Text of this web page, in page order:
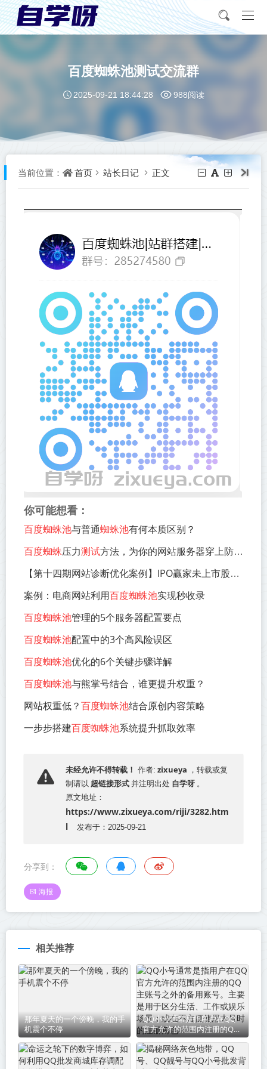
百度蜘蛛池测试交流群
2025-09-21 18:44:28 988阅读
当前位置： 首页 站长日记 正文
你可能想看：
百度蜘蛛池与普通蜘蛛池有何本质区别？
百度蜘蛛压力测试方法，为你的网站服务器穿上防弹衣
【第十四期网站诊断优化案例】IPO贏家未上市股票
案例：电商网站利用百度蜘蛛池实现秒收录
百度蜘蛛池管理的5个服务器配置要点
百度蜘蛛池配置中的3个高风险误区
百度蜘蛛池优化的6个关键步骤详解
百度蜘蛛池与熊掌号结合，谁更提升权重？
网站权重低？百度蜘蛛池结合原创内容策略
一步步搭建百度蜘蛛池系统提升抓取效率
未经允许不得转载！ 作者: zixueya ，转载或复
制请以 超链接形式 并注明出处 自学呀 。
原文地址：
https://www.zixueya.com/riji/3282.htm
l
发布于：2025-09-21
分享到：
海报
相关推荐
那年夏天的一个傍晚，我的手
机震个不停
QQ小号通常是指用户在QQ
官方允许的范围内注册的QQ
主账号之外的备用账号。主要
是用于区分生活、工作或娱乐
场景；或在不方便使用大号时